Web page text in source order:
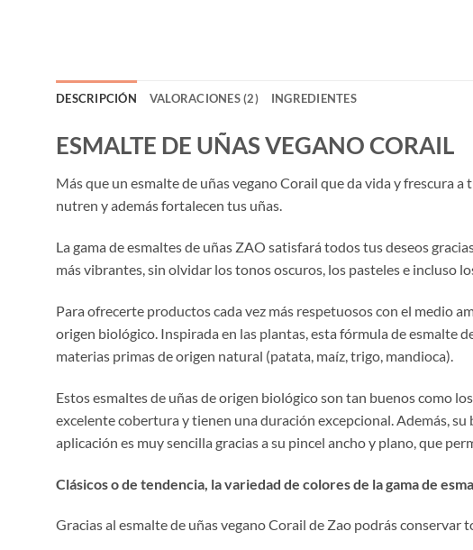
DESCRIPCIÓN VALORACIONES (2) INGREDIENTES
ESMALTE DE UÑAS VEGANO CORAIL
Más que un esmalte de uñas vegano Corail que da vida y frescura
nutren y además fortalecen tus uñas.
La gama de esmaltes de uñas ZAO satisfará todos tus deseos
más vibrantes, sin olvidar los tonos oscuros, los pasteles e incluso
Para ofrecerte productos cada vez más respetuosos con el medio
origen biológico. Inspirada en las plantas, esta fórmula de esmalte
materias primas de origen natural (patata, maíz, trigo, mandioca).
Estos esmaltes de uñas de origen biológico son tan buenos como
excelente cobertura y tienen una duración excepcional. Además,
aplicación es muy sencilla gracias a su pincel ancho y plano, que
Clásicos o de tendencia, la variedad de colores de la gama de
Gracias al esmalte de uñas vegano Corail de Zao podrás